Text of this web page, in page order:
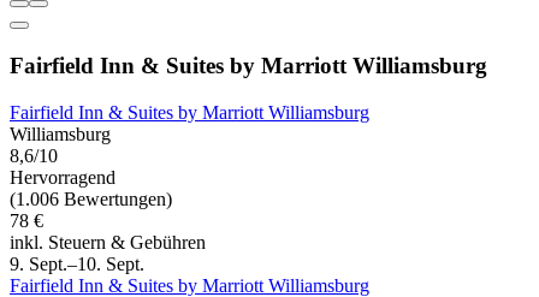
Fairfield Inn & Suites by Marriott Williamsburg
Fairfield Inn & Suites by Marriott Williamsburg
Williamsburg
8,6/10
Hervorragend
(1.006 Bewertungen)
78 €
inkl. Steuern & Gebühren
9. Sept.–10. Sept.
Fairfield Inn & Suites by Marriott Williamsburg